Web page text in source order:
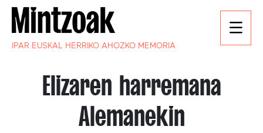
IPAR EUSKAL HERRIKO AHOZKO MEMORIA
Elizaren harremana
Alemanekin